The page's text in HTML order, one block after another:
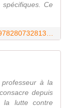
Ce
à la
depuis
la lutte contre